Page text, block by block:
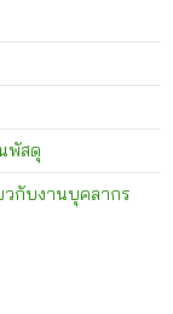
พัสดุ
กับงานบุคลากร